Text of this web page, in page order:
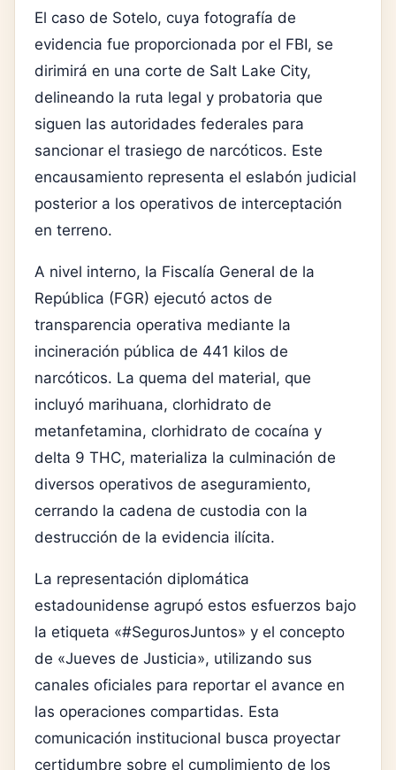
El caso de Sotelo, cuya fotografía de
evidencia fue proporcionada por el FBI, se
dirimirá en una corte de Salt Lake City,
delineando la ruta legal y probatoria que
siguen las autoridades federales para
sancionar el trasiego de narcóticos. Este
encausamiento representa el eslabón judicial
posterior a los operativos de interceptación
en terreno.
A nivel interno, la Fiscalía General de la
República (FGR) ejecutó actos de
transparencia operativa mediante la
incineración pública de 441 kilos de
narcóticos. La quema del material, que
incluyó marihuana, clorhidrato de
metanfetamina, clorhidrato de cocaína y
delta 9 THC, materializa la culminación de
diversos operativos de aseguramiento,
cerrando la cadena de custodia con la
destrucción de la evidencia ilícita.
La representación diplomática
estadounidense agrupó estos esfuerzos bajo
la etiqueta «#SegurosJuntos» y el concepto
de «Jueves de Justicia», utilizando sus
canales oficiales para reportar el avance en
las operaciones compartidas. Esta
comunicación institucional busca proyectar
certidumbre sobre el cumplimiento de los